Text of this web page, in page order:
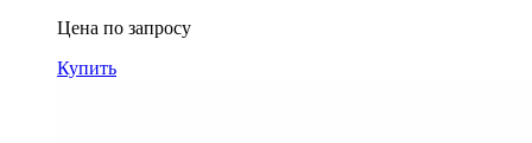
Цена по запросу
Купить